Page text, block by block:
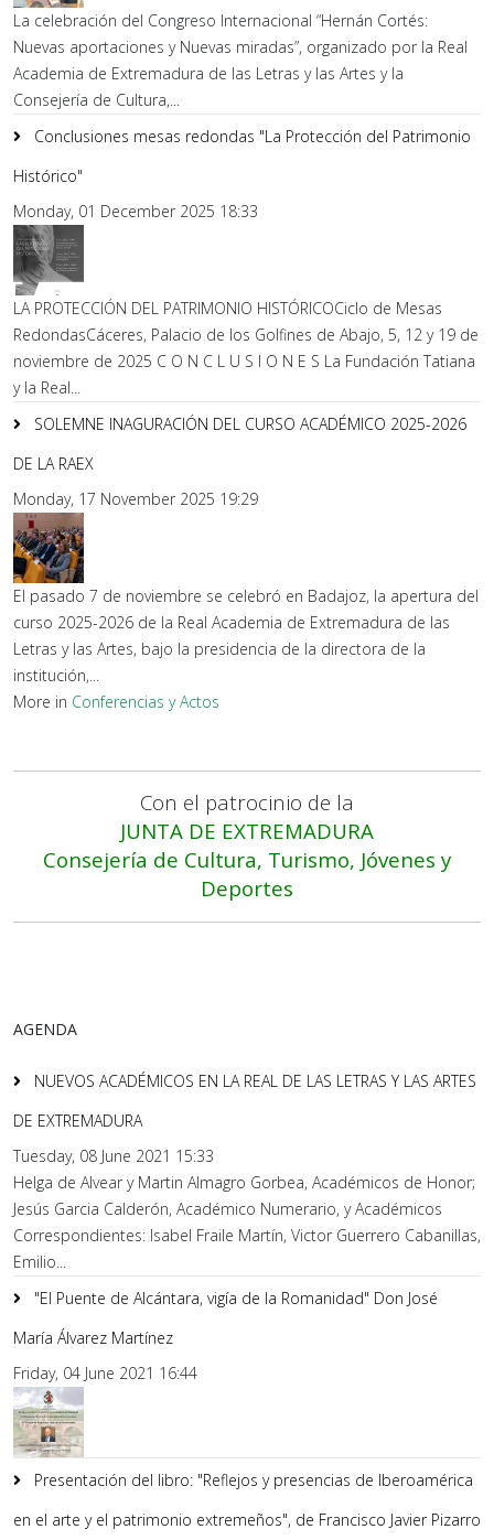
La celebración del Congreso Internacional “Hernán Cortés:
Nuevas aportaciones y Nuevas miradas”, organizado por la Real
Academia de Extremadura de las Letras y las Artes y la
Consejería de Cultura,...
Conclusiones mesas redondas "La Protección del Patrimonio
Histórico"
Monday, 01 December 2025 18:33
LA PROTECCIÓN DEL PATRIMONIO HISTÓRICOCiclo de Mesas
RedondasCáceres, Palacio de los Golfines de Abajo, 5, 12 y 19 de
noviembre de 2025 C O N C L U S I O N E S La Fundación Tatiana
y la Real...
SOLEMNE INAGURACIÓN DEL CURSO ACADÉMICO 2025-2026
DE LA RAEX
Monday, 17 November 2025 19:29
El pasado 7 de noviembre se celebró en Badajoz, la apertura del
curso 2025-2026 de la Real Academia de Extremadura de las
Letras y las Artes, bajo la presidencia de la directora de la
institución,...
More in Conferencias y Actos
Con el patrocinio de la
JUNTA DE EXTREMADURA
Consejería de Cultura, Turismo, Jóvenes y
Deportes
AGENDA
NUEVOS ACADÉMICOS EN LA REAL DE LAS LETRAS Y LAS ARTES
DE EXTREMADURA
Tuesday, 08 June 2021 15:33
Helga de Alvear y Martin Almagro Gorbea, Académicos de Honor;
Jesús Garcia Calderón, Académico Numerario, y Académicos
Correspondientes: Isabel Fraile Martín, Victor Guerrero Cabanillas,
Emilio...
"El Puente de Alcántara, vigía de la Romanidad" Don José
María Álvarez Martínez
Friday, 04 June 2021 16:44
Presentación del libro: "Reflejos y presencias de Iberoamérica
en el arte y el patrimonio extremeños", de Francisco Javier Pizarro